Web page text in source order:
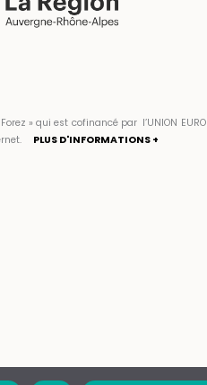
» qui est cofinancé par l’UNION
PLUS D'INFORMATIONS +